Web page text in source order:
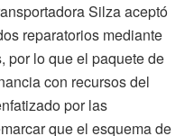
Silza aceptó
reparatorios mediante
por lo que el paquete de
con recursos del
por las
que el esquema de